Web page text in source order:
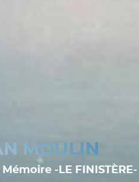
MOULIN
-LE FINISTÈRE-